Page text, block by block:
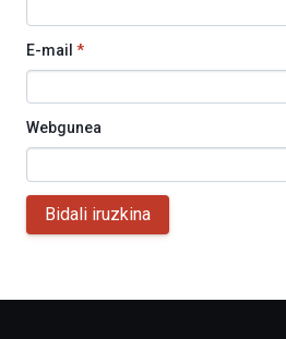
E-mail *
Webgunea
Bidali iruzkina